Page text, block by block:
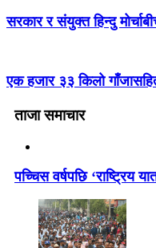
सरकार र संयुक्त हिन्दु
एक हजार ३३ किलो
ताजा समाचार
पच्चिस वर्षपछि ‘राष्ट्रिय